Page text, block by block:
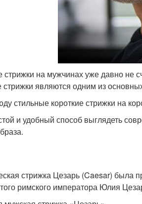
стрижки на мужчинах уже давно не
стрижки являются одним из
стильные короткие стрижки на
и удобный способ выглядеть
стрижка Цезарь (Caesar) была
римского императора Юлия